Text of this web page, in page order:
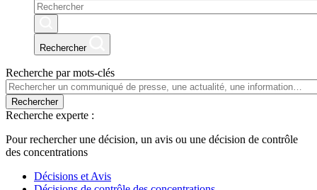
Rechercher
Recherche par mots-clés
Rechercher
Recherche experte :
Pour rechercher une décision, un avis ou une décision de contrôle
des concentrations
Décisions et Avis